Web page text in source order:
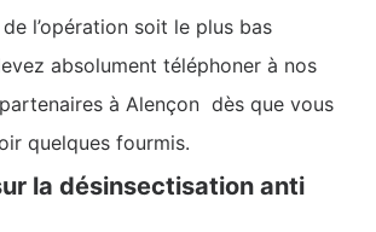
l’opération soit le plus bas
absolument téléphoner à nos
à Alençon dès que vous
quelques fourmis.
la désinsectisation anti